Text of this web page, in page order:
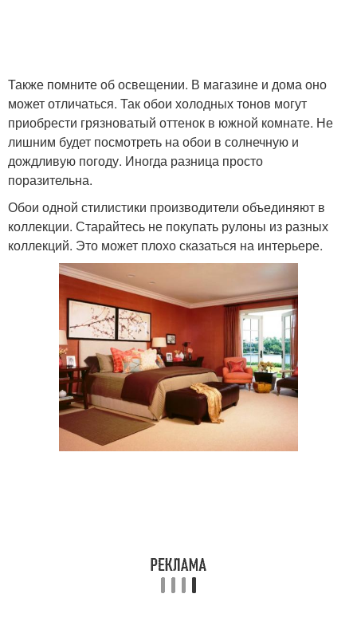
Также помните об освещении. В магазине и дома оно
может отличаться. Так обои холодных тонов могут
приобрести грязноватый оттенок в южной комнате. Не
лишним будет посмотреть на обои в солнечную и
дождливую погоду. Иногда разница просто
поразительна.
Обои одной стилистики производители объединяют в
коллекции. Старайтесь не покупать рулоны из разных
коллекций. Это может плохо сказаться на интерьере.